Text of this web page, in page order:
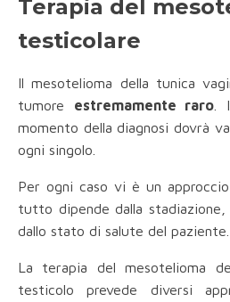
Terapia del
testicolare
Il mesotelioma della tunica
tumore estremamente raro .
momento della diagnosi dovrà
ogni singolo.
Per ogni caso vi è un
tutto dipende dalla
dallo stato di salute del paziente.
La terapia del mesotelioma
testicolo prevede diversi